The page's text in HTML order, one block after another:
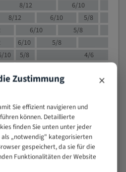
8/12 6/10
8/12 6/10
5/8
6/10
5/8
6/10 5/8
10 5/8
4/6
10
4/5
4/5
Zustimmung ×
Sie effizient navigieren und
können. Detaillierte
finden Sie unten unter jeder
als „notwendig" kategorisierten
gespeichert, da sie für die
Funktionalitäten der Website